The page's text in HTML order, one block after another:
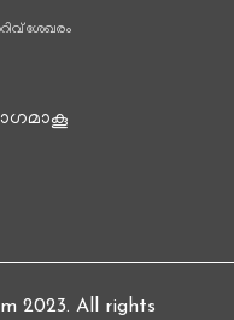
ശേഖരം
2023. All rights